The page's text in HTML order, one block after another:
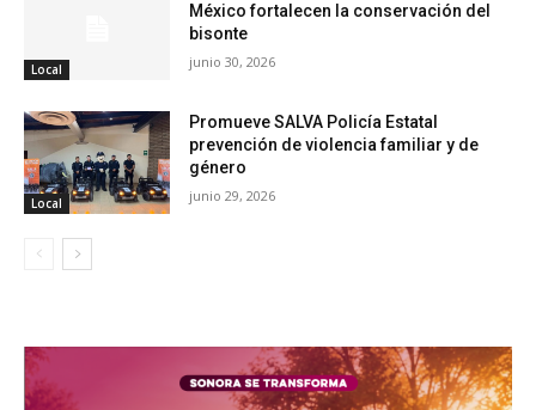
Local
México fortalecen la conservación del
bisonte
junio 30, 2026
Local
Promueve SALVA Policía Estatal
prevención de violencia familiar y de
género
junio 29, 2026